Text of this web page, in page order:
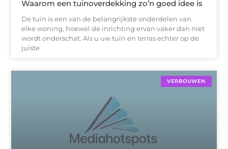
Waarom een tuinoverdekking zo’n goed idee is
De tuin is een van de belangrijkste onderdelen van
elke woning, hoewel de inrichting ervan vaker dan niet
wordt onderschat. Als u uw tuin en terras echter op de
juiste
VERBOUWEN